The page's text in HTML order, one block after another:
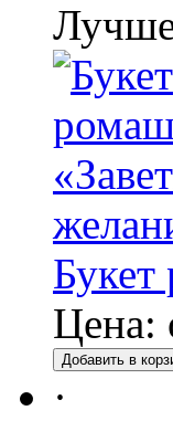
Цена:
Добавить в
·